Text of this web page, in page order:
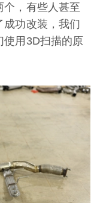
个，有些人甚至
成功改装，我们
使用3D扫描的原